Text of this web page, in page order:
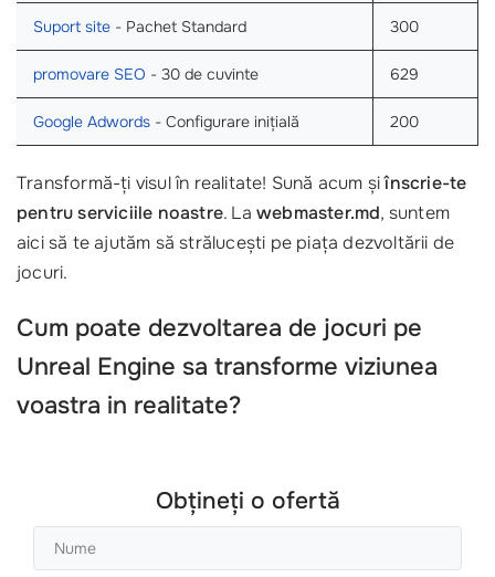
Suport site - Pachet Standard 300
promovare SEO - 30 de cuvinte 629
Google Adwords - Configurare inițială 200
Transformă-ți visul în realitate! Sună acum șiînscrie-te
pentru serviciile noastre. La webmaster.md, suntem
aici să te ajutăm să strălucești pe piața dezvoltării de
jocuri.
Cum poate dezvoltarea de jocuri pe
Unreal Engine sa transforme viziunea
voastra in realitate?
Obțineți o ofertă